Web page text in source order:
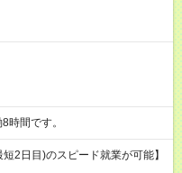
働8時間です。
2日目)のスピード就業が可能】